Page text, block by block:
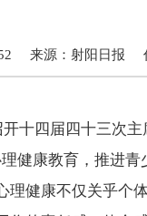
来源： 射阳日报
十四届四十三次
健康教育，推进
理健康不仅关乎个